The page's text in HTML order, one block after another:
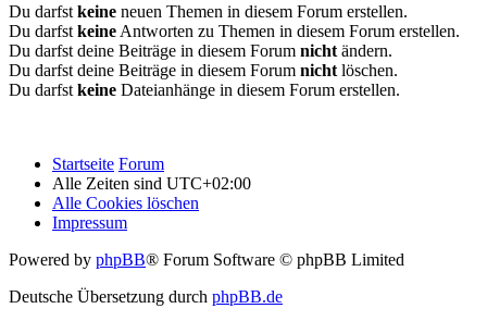
Du darfst keine neuen Themen in diesem Forum erstellen.
Du darfst keine Antworten zu Themen in diesem Forum erstellen.
Du darfst deine Beiträge in diesem Forum nicht ändern.
Du darfst deine Beiträge in diesem Forum nicht löschen.
Du darfst keine Dateianhänge in diesem Forum erstellen.
Startseite Forum
Alle Zeiten sind UTC+02:00
Alle Cookies löschen
Impressum
Powered by phpBB® Forum Software © phpBB Limited
Deutsche Übersetzung durch phpBB.de